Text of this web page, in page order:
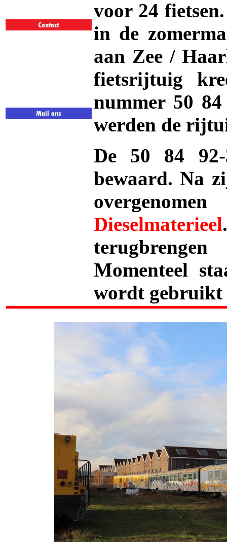
voor 24
in de
aan Zee /
fietsrijtuig
nummer 50
werden de
De 50 84
bewaard. Na
Dieselmaterieel
Momenteel
wordt gebruikt